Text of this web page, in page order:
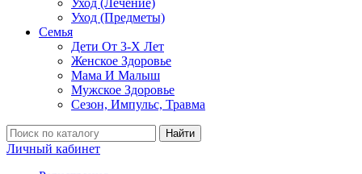
Уход (Лечение)
Уход (Предметы)
Семья
Дети От 3-Х Лет
Женское Здоровье
Мама И Малыш
Мужское Здоровье
Сезон, Импульс, Травма
Найти
Личный кабинет